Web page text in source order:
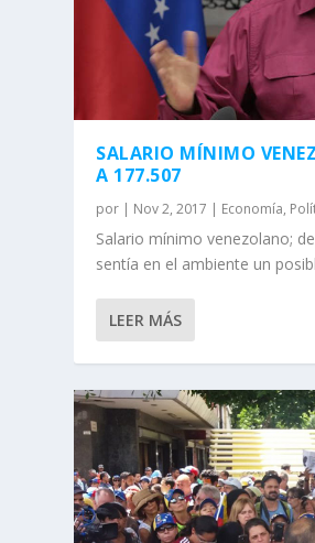
SALARIO MÍNIMO
A 177.507
por | Nov 2, 2017 | Economía,
Salario mínimo venezolano;
sentía en el ambiente un
LEER MÁS